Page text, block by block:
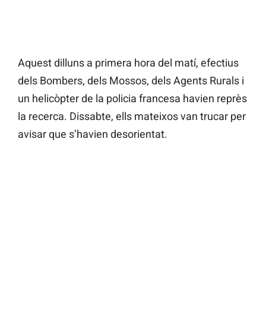
Aquest dilluns a primera hora del matí, efectius
dels Bombers, dels Mossos, dels Agents Rurals i
un helicòpter de la policia francesa havien reprès
la recerca. Dissabte, ells mateixos van trucar per
avisar que s’havien desorientat.